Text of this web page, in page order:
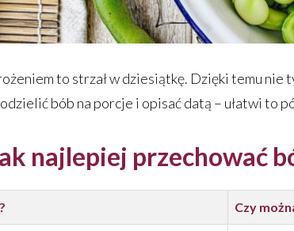
to strzał w dziesiątkę. Dzięki temu nie
bób na porcje i opisać datą – ułatwi to
najlepiej przechować
Czy